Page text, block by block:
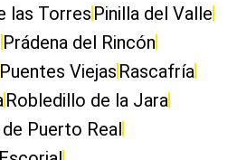
las Torres Pinilla del Valle
Prádena del Rincón
Puentes Viejas Rascafría
Robledillo de la Jara
Puerto Real